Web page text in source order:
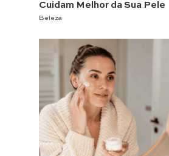
Cuidam Melhor da Sua Pele
Beleza